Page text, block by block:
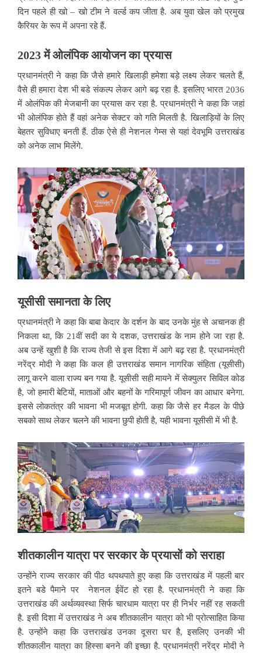
दिन पहले ही खो – खो टीम ने वर्ल्ड कप जीता है. अब युवा खेल को प्रमुख
कैरियर के रूप में अपना रहे हैं.
2023मेंओलंपिकआयोजनकाप्रयास
प्रधानमंत्री ने कहा कि जैसे हमारे खिलाड़ी हमेशा बड़े लक्ष्य लेकर चलते हैं,
वैसे ही हमारा देश भी बडे संकल्प लेकर आगे बढ़ रहा है. इसलिए भारत 2036
में ओलंपिक की मेजबानी का प्रयास कर रहा है. प्रधानमंत्री ने कहा कि जहां
भी ओलंपिक होते हैं वहां अनेक सेक्टर को गति मिलती है. खिलाड़ियों के लिए
बेहतर सुविधाए बनती हैं. ठीक ऐसे ही नेशनल गेम्स से यहां देवभूमि उत्तराखंड
को अनेक लाभ मिलेंगे.
यूसीसीसमानताकेलिए
प्रधानमंत्री ने कहा कि बाबा केदार के दर्शन के बाद उनके मुंह से अचानक ही
निकला था, कि 21वीं सदी का ये दशक, उत्तराखंड के नाम होने जा रहा है.
अब उन्हें खुशी है कि राज्य तेजी से इस दिशा में आगे बढ़ रहा है. प्रधानमंत्री
नरेंद्र मोदी ने कहा कि कल ही उत्तराखंड समान नागरिक संहिता (यूसीसी)
लागू करने वाला राज्य बन गया है. यूसीसी सही मायने में सेक्युलर सिविल कोड
है, जो हमारी बेटियों, माताओं और बहनों के गरिमापूर्ण जीवन का आधार बनेगा.
इससे लोकतंत्र की भावना भी मजबूत होगी. कहा कि जैसे हर मैडल के पीछे
सबको साथ लेकर चलने की भावना छुपी होती है, यही भावना यूसीसी में भी है.
शीतकालीनयात्रापरसरकारकेप्रयासोंकोसराहा
उन्होंने राज्य सरकार की पीठ थपथपाते हुए कहा कि उत्तराखंड में पहली बार
इतने बडे पैमाने पर नेशनल ईवेंट हो रहा है. प्रधानमंत्री ने कहा कि
उत्तराखंड की अर्थव्यवस्था सिर्फ चारधाम यात्रा पर ही निर्भर नहीं रह सकती
है. इसी दिशा में उत्तराखंड ने अब शीतकालीन यात्रा को भी प्रोत्साहित किया
है. उन्होंने कहा कि उत्तराखंड उनका दूसरा घर है, इसलिए उनकी भी
शीतकालीन यात्रा का हिस्सा बनने की इच्छा है. प्रधानमंत्री नरेंद्र मोदी ने